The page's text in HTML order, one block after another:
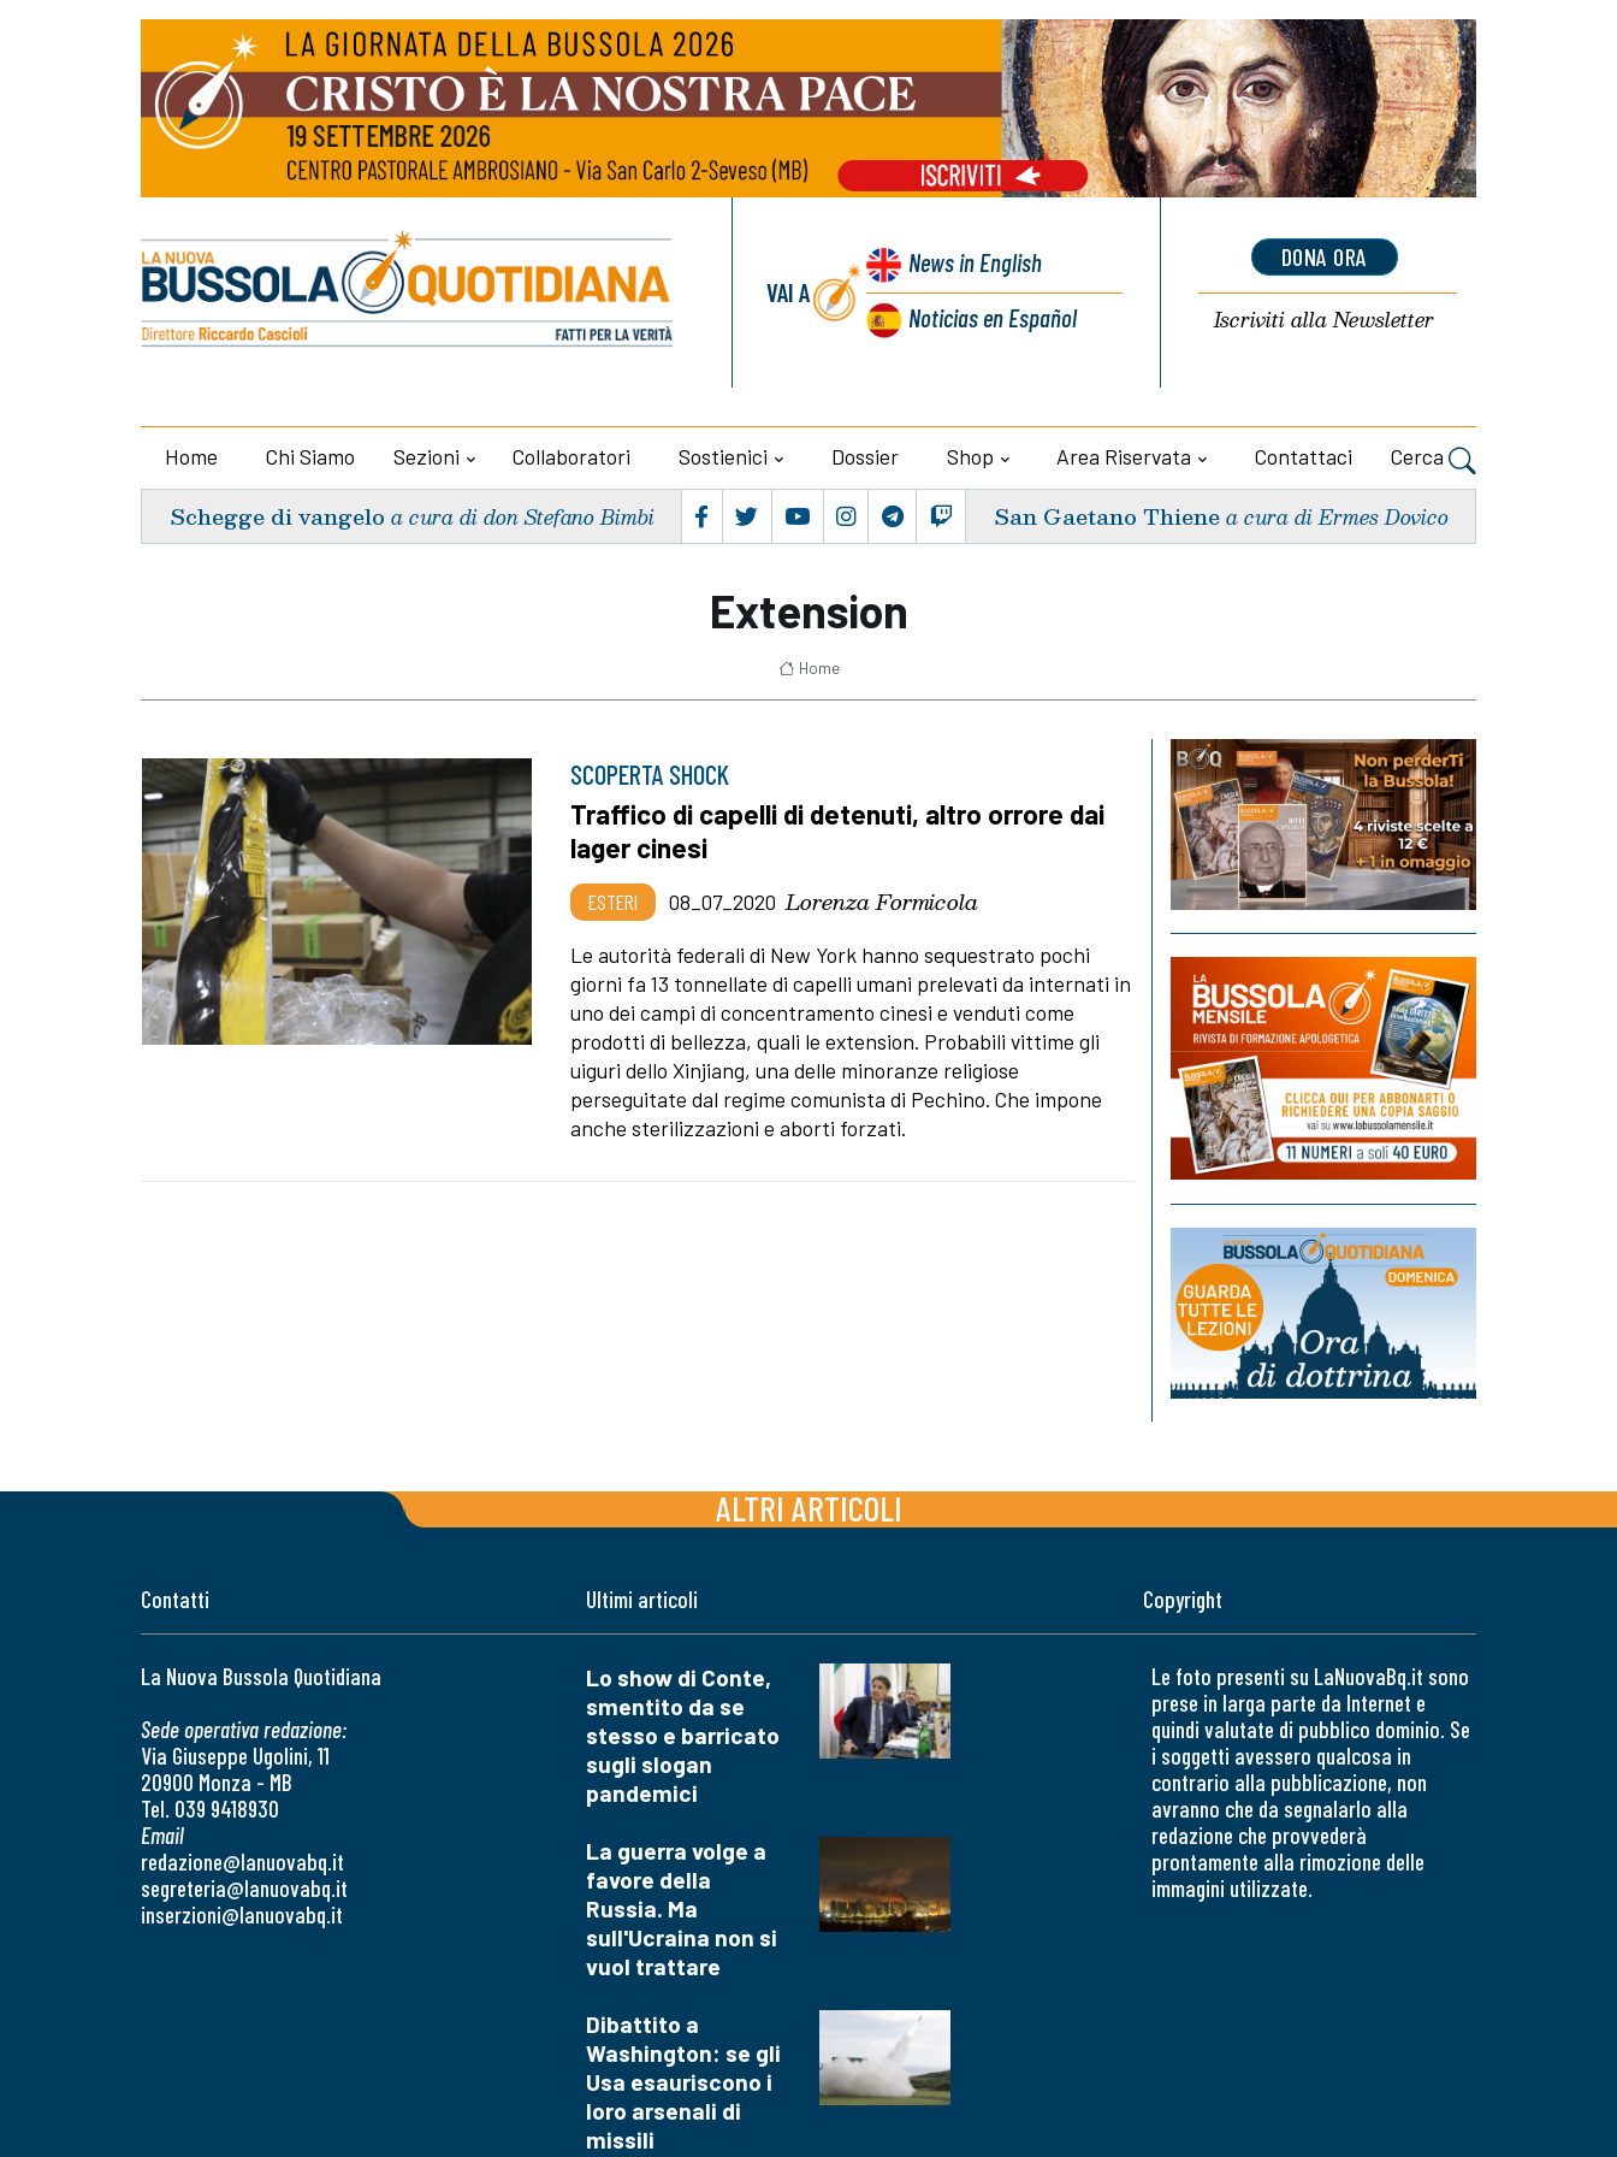
VAI A
Newsin English
Noticiasen Español
DONA ORA
Iscriviti allaNewsletter
Home Chi Siamo Sezioni Collaboratori Sostienici Dossier Shop Area Riservata Contattaci Cerca
Schegge di vangelo a cura di don Stefano Bimbi San Gaetano Thiene a cura di Ermes Dovico
Extension
Home
SCOPERTA SHOCK
Traffico di capelli di detenuti, altro orrore dai
lager cinesi
ESTERI 08_07_2020 Lorenza Formicola
Le autorità federali di New York hanno sequestrato pochi
giorni fa 13 tonnellate di capelli umani prelevati da internati in
uno dei campi di concentramento cinesi e venduti come
prodotti di bellezza, quali le extension. Probabili vittime gli
uiguri dello Xinjiang, una delle minoranze religiose
perseguitate dal regime comunista di Pechino. Che impone
anche sterilizzazioni e aborti forzati.
ALTRI ARTICOLI
Contatti
La Nuova Bussola Quotidiana
Sede operativa redazione:
Via Giuseppe Ugolini, 11
20900 Monza - MB
Tel. 039 9418930
Email
redazione@lanuovabq.it
segreteria@lanuovabq.it
inserzioni@lanuovabq.it
Ultimi articoli
Lo show di Conte,
smentito da se
stesso e barricato
sugli slogan
pandemici
La guerra volge a
favore della
Russia. Ma
sull'Ucraina non si
vuol trattare
Dibattito a
Washington: se gli
Usa esauriscono i
loro arsenali di
missili
Copyright
Le foto presenti su LaNuovaBq.it sono
prese in larga parte da Internet e
quindi valutate di pubblico dominio. Se
i soggetti avessero qualcosa in
contrario alla pubblicazione, non
avranno che da segnalarlo alla
redazione che provvederà
prontamente alla rimozione delle
immagini utilizzate.